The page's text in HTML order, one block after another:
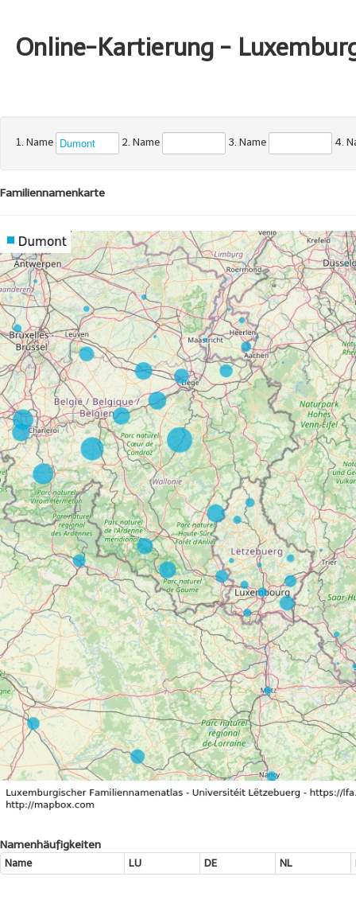
Online-Kartierung -
1. Name 2. Name 3. Name 4.
Familiennamenkarte
Namenhäufigkeiten
Name LU DE NL